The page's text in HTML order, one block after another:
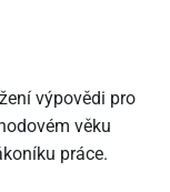
výpovědi pro
věku
práce.